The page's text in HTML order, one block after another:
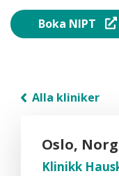
Boka NIPT
Alla kliniker
Oslo,
Klinikk